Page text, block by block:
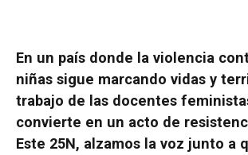
En un país donde la violencia
niñas sigue marcando vidas y
trabajo de las docentes
convierte en un acto de
Este 25N, alzamos la voz junto a